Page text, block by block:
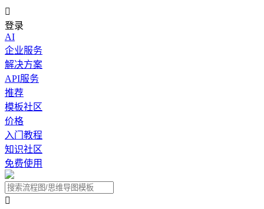

登录
AI
企业服务
解决方案
API服务
推荐
模板社区
价格
入门教程
知识社区
免费使用
